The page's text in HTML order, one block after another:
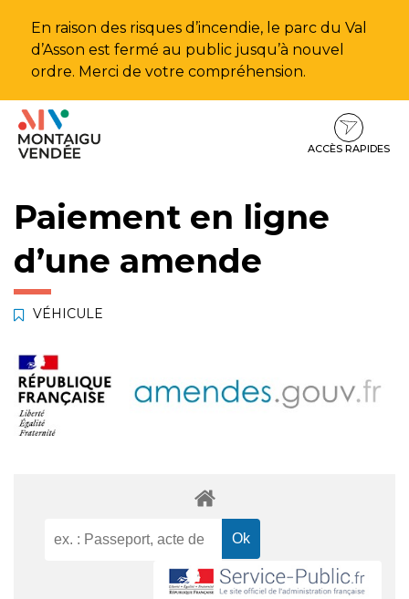
En raison des risques d’incendie, le parc du Val
d’Asson est fermé au public jusqu’à nouvel
ordre. Merci de votre compréhension.
Aller
Aller
contenu
Aller
pied
ACCÈS RAPIDES
Paiement en ligne
d’une amende
VÉHICULE